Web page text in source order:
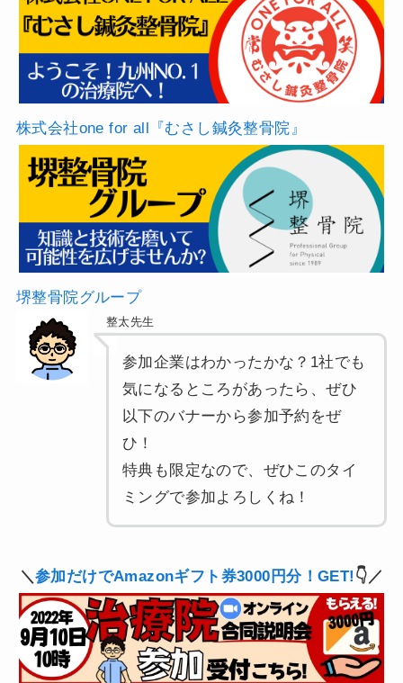
株式会社one for all『むさし鍼灸整骨院』
堺整骨院グループ
整太先生
参加企業はわかったかな？1社でも
気になるところがあったら、ぜひ
以下のバナーから参加予約をぜ
ひ！
特典も限定なので、ぜひこのタイ
ミングで参加よろしくね！
＼参加だけでAmazonギフト券3000円分！GET! 👇／